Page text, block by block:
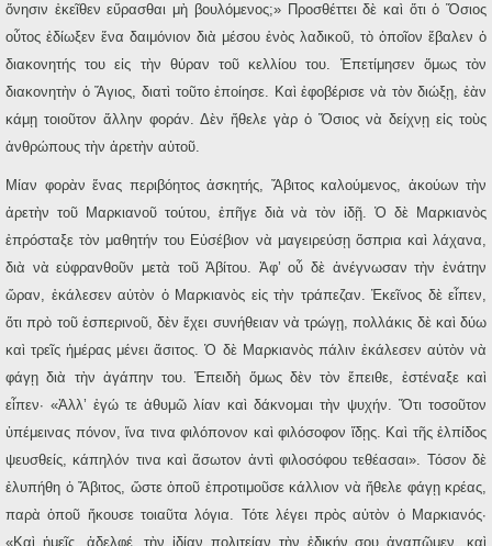
ὄνησιν ἐκεῖθεν εὕρασθαι μὴ βουλόμενος;» Προσθέττει δὲ καὶ ὅτι ὁ Ὅσιος
οὗτος ἐδίωξεν ἕνα δαιμόνιον διὰ μέσου ἑνὸς λαδικοῦ, τὸ ὁποῖον ἔβαλεν ὁ
διακονητής του εἰς τὴν θύραν τοῦ κελλίου του. Ἐπετίμησεν ὅμως τὸν
διακονητὴν ὁ Ἅγιος, διατὶ τοῦτο ἐποίησε. Καὶ ἐφοβέρισε νὰ τὸν διώξῃ, ἐὰν
κάμῃ τοιοῦτον ἄλλην φοράν. Δὲν ἤθελε γὰρ ὁ Ὅσιος νὰ δείχνῃ εἰς τοὺς
ἀνθρώπους τὴν ἀρετὴν αὐτοῦ.
Μίαν φορὰν ἕνας περιβόητος ἀσκητής, Ἄβιτος καλούμενος, ἀκούων τὴν
ἀρετὴν τοῦ Μαρκιανοῦ τούτου, ἐπῆγε διὰ νὰ τὸν ἰδῇ. Ὁ δὲ Μαρκιανὸς
ἐπρόσταξε τὸν μαθητήν του Εὐσέβιον νὰ μαγειρεύσῃ ὄσπρια καὶ λάχανα,
διὰ νὰ εὐφρανθοῦν μετὰ τοῦ Ἀβίτου. Ἀφ’ οὗ δὲ ἀνέγνωσαν τὴν ἐνάτην
ὥραν, ἐκάλεσεν αὐτὸν ὁ Μαρκιανὸς εἰς τὴν τράπεζαν. Ἐκεῖνος δὲ εἶπεν,
ὅτι πρὸ τοῦ ἑσπερινοῦ, δὲν ἔχει συνήθειαν νὰ τρώγῃ, πολλάκις δὲ καὶ δύω
καὶ τρεῖς ἡμέρας μένει ἄσιτος. Ὁ δὲ Μαρκιανὸς πάλιν ἐκάλεσεν αὐτὸν νὰ
φάγῃ διὰ τὴν ἀγάπην του. Ἐπειδὴ ὅμως δὲν τὸν ἔπειθε, ἐστέναξε καὶ
εἶπεν· «Ἀλλ’ ἐγώ τε ἀθυμῶ λίαν καὶ δάκνομαι τὴν ψυχήν. Ὅτι τοσοῦτον
ὑπέμεινας πόνον, ἵνα τινα φιλόπονον καὶ φιλόσοφον ἴδῃς. Καὶ τῆς ἐλπίδος
ψευσθείς, κάπηλόν τινα καὶ ἄσωτον ἀντὶ φιλοσόφου τεθέασαι». Τόσον δὲ
ἐλυπήθη ὁ Ἄβιτος, ὥστε ὁποῦ ἐπροτιμοῦσε κάλλιον νὰ ἤθελε φάγῃ κρέας,
παρὰ ὁποῦ ἤκουσε τοιαῦτα λόγια. Τότε λέγει πρὸς αὐτὸν ὁ Μαρκιανός·
«Καὶ ἡμεῖς, ἀδελφέ, τὴν ἰδίαν πολιτείαν τὴν ἐδικήν σου ἀγαπῶμεν, καὶ